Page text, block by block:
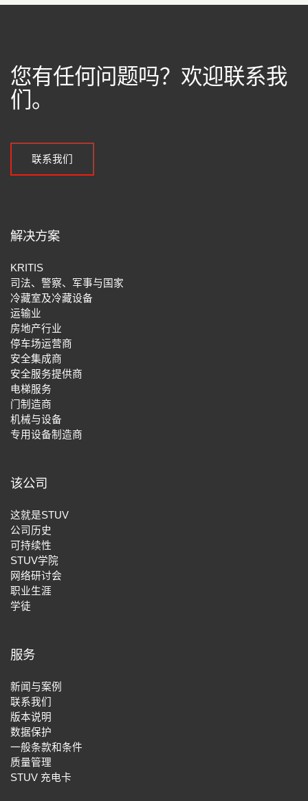
您有任何问题吗？欢迎联系我
们。
联系我们
解决方案
KRITIS
司法、警察、军事与国家
冷藏室及冷藏设备
运输业
房地产行业
停车场运营商
安全集成商
安全服务提供商
电梯服务
门制造商
机械与设备
专用设备制造商
该公司
这就是STUV
公司历史
可持续性
STUV学院
网络研讨会
职业生涯
学徒
服务
新闻与案例
联系我们
版本说明
数据保护
一般条款和条件
质量管理
STUV 充电卡